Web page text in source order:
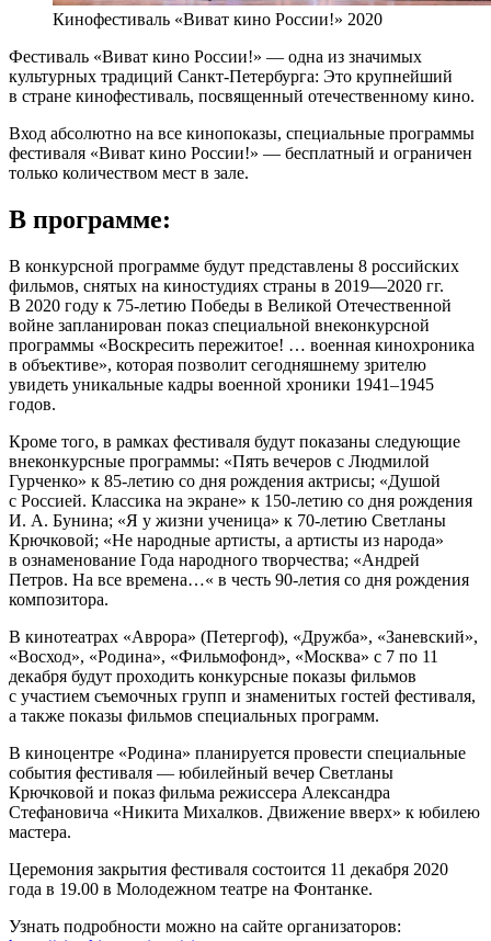
Кинофестиваль «Виват кино России!» 2020
Фестиваль «Виват кино России!» — одна из значимых
культурных традиций Санкт-Петербурга: Это крупнейший
в стране кинофестиваль, посвященный отечественному кино.
Вход абсолютно на все кинопоказы, специальные программы
фестиваля «Виват кино России!» — бесплатный и ограничен
только количеством мест в зале.
В программе:
В конкурсной программе будут представлены 8 российских
фильмов, снятых на киностудиях страны в 2019—2020 гг.
В 2020 году к 75-летию Победы в Великой Отечественной
войне запланирован показ специальной внеконкурсной
программы «Воскресить пережитое! … военная кинохроника
в объективе», которая позволит сегодняшнему зрителю
увидеть уникальные кадры военной хроники 1941–1945
годов.
Кроме того, в рамках фестиваля будут показаны следующие
внеконкурсные программы: «Пять вечеров с Людмилой
Гурченко» к 85-летию со дня рождения актрисы; «Душой
с Россией. Классика на экране» к 150-летию со дня рождения
И. А. Бунина; «Я у жизни ученица» к 70-летию Светланы
Крючковой; «Не народные артисты, а артисты из народа»
в ознаменование Года народного творчества; «Андрей
Петров. На все времена…« в честь 90-летия со дня рождения
композитора.
В кинотеатрах «Аврора» (Петергоф), «Дружба», «Заневский»,
«Восход», «Родина», «Фильмофонд», «Москва» с 7 по 11
декабря будут проходить конкурсные показы фильмов
с участием съемочных групп и знаменитых гостей фестиваля,
а также показы фильмов специальных программ.
В киноцентре «Родина» планируется провести специальные
события фестиваля — юбилейный вечер Светланы
Крючковой и показ фильма режиссера Александра
Стефановича «Никита Михалков. Движение вверх» к юбилею
мастера.
Церемония закрытия фестиваля состоится 11 декабря 2020
года в 19.00 в Молодежном театре на Фонтанке.
Узнать подробности можно на сайте организаторов: